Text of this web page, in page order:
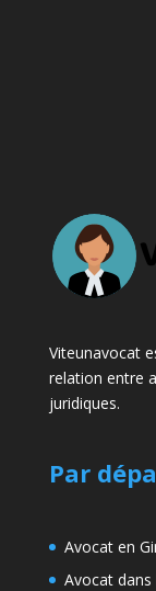
Viteunavocat
relation entre
juridiques.
Par
Avocat en
Avocat